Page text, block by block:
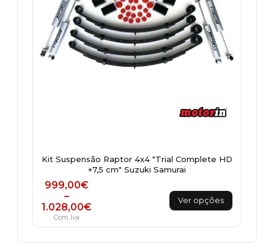
the
product
page
Kit Suspensão Raptor 4x4 "Trial Complete HD
+7,5 cm" Suzuki Samurai
999,00€
–
1.028,00€
Price range: 999,00€ through 1.028,00€
Com Iva
Ver opções
This
product
multiple
variants.